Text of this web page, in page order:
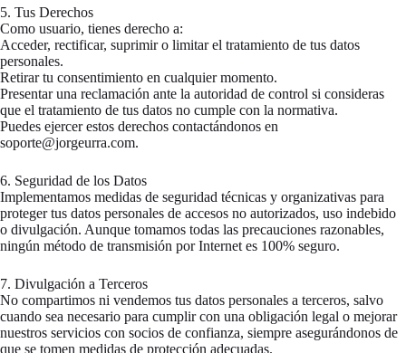
5. Tus Derechos
Como usuario, tienes derecho a:
Acceder, rectificar, suprimir o limitar el tratamiento de tus datos
personales.
Retirar tu consentimiento en cualquier momento.
Presentar una reclamación ante la autoridad de control si consideras
que el tratamiento de tus datos no cumple con la normativa.
Puedes ejercer estos derechos contactándonos en
soporte@jorgeurra.com.
6. Seguridad de los Datos
Implementamos medidas de seguridad técnicas y organizativas para
proteger tus datos personales de accesos no autorizados, uso indebido
o divulgación. Aunque tomamos todas las precauciones razonables,
ningún método de transmisión por Internet es 100% seguro.
7. Divulgación a Terceros
No compartimos ni vendemos tus datos personales a terceros, salvo
cuando sea necesario para cumplir con una obligación legal o mejorar
nuestros servicios con socios de confianza, siempre asegurándonos de
que se tomen medidas de protección adecuadas.